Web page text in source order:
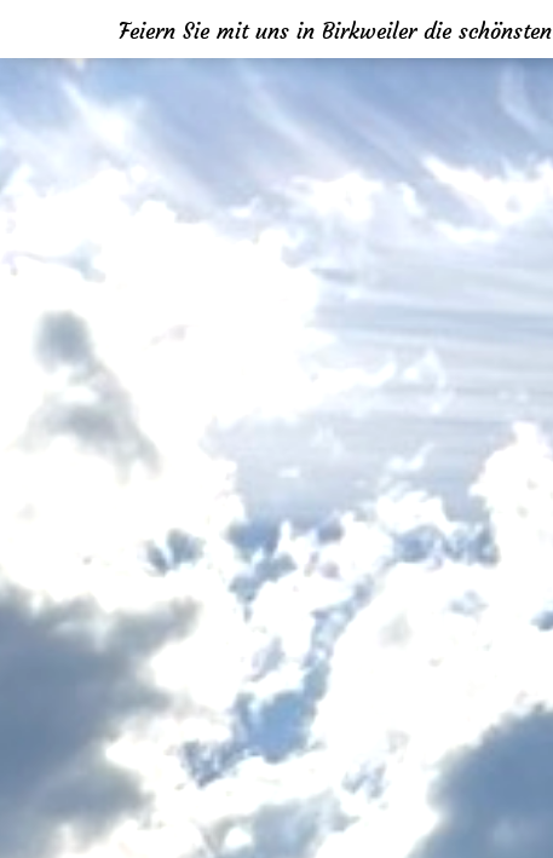
Feiern Sie mit uns in Birkweiler die schönsten